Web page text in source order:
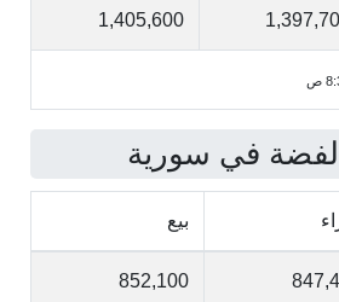
1,405,600
في سورية
بيع
852,100